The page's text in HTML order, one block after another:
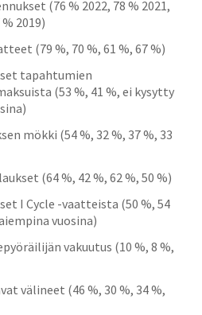
(76 % 2022, 78 % 2021,
2019)
(79 %, 70 %, 61 %, 67 %)
tapahtumien
(53 %, 41 %, ei kysytty
mökki (54 %, 32 %, 37 %, 33
(64 %, 42 %, 62 %, 50 %)
I Cycle -vaatteista (50 %, 54
vuosina)
vakuutus (10 %, 8 %,
välineet (46 %, 30 %, 34 %,